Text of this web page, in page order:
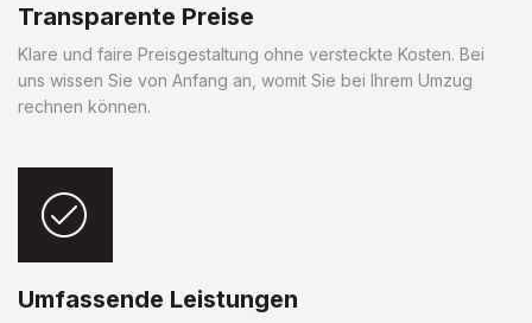
Transparente Preise
Klare und faire Preisgestaltung ohne versteckte Kosten. Bei
uns wissen Sie von Anfang an, womit Sie bei Ihrem Umzug
rechnen können.
Umfassende Leistungen